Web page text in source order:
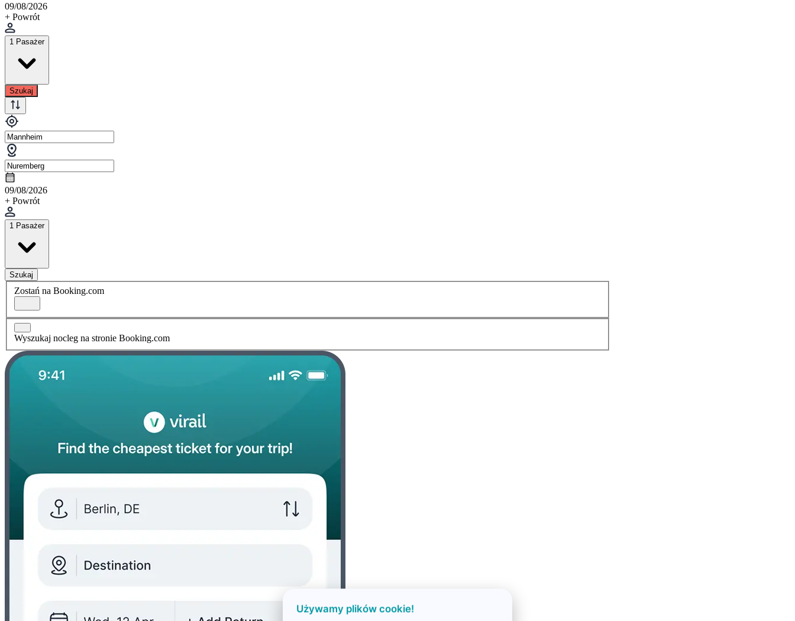
09/08/2026
+ Powrót
1 Pasażer
Szukaj
09/08/2026
+ Powrót
1 Pasażer
Szukaj
Zostań na Booking.com
Wyszukaj nocleg na stronie Booking.com
Używamy plików cookie!